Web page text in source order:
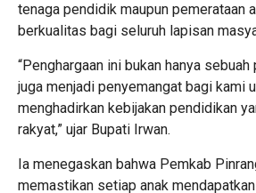
tenaga pendidik maupun pemerataan
berkualitas bagi seluruh lapisan
“Penghargaan ini bukan hanya
juga menjadi penyemangat bagi kami
menghadirkan kebijakan pendidikan
rakyat,” ujar Bupati Irwan.
Ia menegaskan bahwa Pemkab
memastikan setiap anak